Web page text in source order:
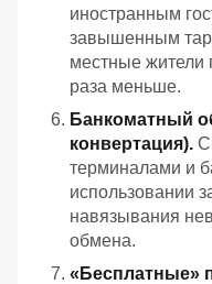
иностранным
завышенным
местные жители
раза меньше.
Банкоматный
конвертация).
терминалами и
использовании
навязывания
обмена.
«Бесплатные»